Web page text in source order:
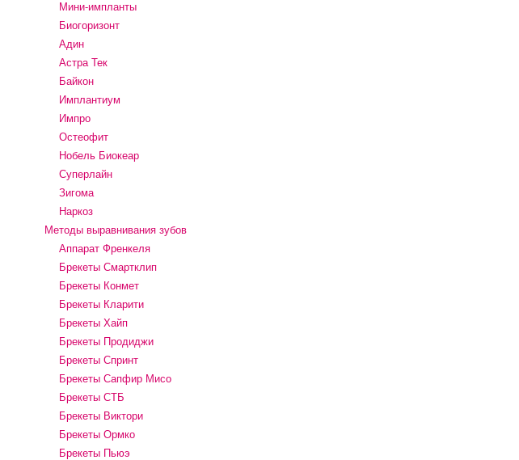
Мини-импланты
Биогоризонт
Адин
Астра Тек
Байкон
Имплантиум
Импро
Остеофит
Нобель Биокеар
Суперлайн
Зигома
Наркоз
Методы выравнивания зубов
Аппарат Френкеля
Брекеты Смартклип
Брекеты Конмет
Брекеты Кларити
Брекеты Хайп
Брекеты Продиджи
Брекеты Спринт
Брекеты Сапфир Мисо
Брекеты СТБ
Брекеты Виктори
Брекеты Ормко
Брекеты Пьюэ